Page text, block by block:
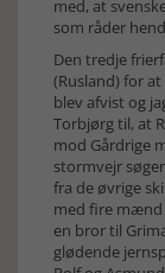
med, at
som råder
Den tredje
(Rusland) for
blev afvist og
Torbjørg til, at
mod Gårdrige
stormvejr
fra de øvrige
med fire
en bror til
glødende